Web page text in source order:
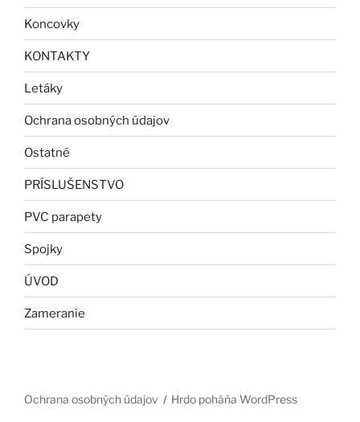
Koncovky
KONTAKTY
Letáky
Ochrana osobných údajov
Ostatné
PRÍSLUŠENSTVO
PVC parapety
Spojky
ÚVOD
Zameranie
Ochrana osobných údajov Hrdo poháňa WordPress